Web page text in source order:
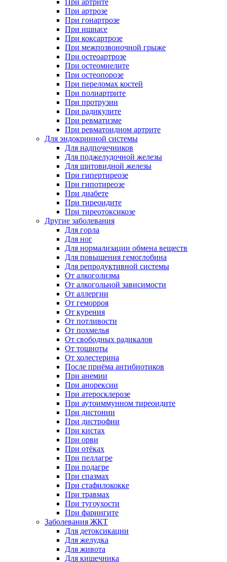
При артрите
При артрозе
При гонартрозе
При ишиасе
При коксартрозе
При межпозвоночной грыже
При остеоартрозе
При остеомиелите
При остеопорозе
При переломах костей
При полиартрите
При протрузии
При радикулите
При ревматизме
При ревматоидном артрите
Для эндокринной системы
Для надпочечников
Для поджелудочной железы
Для щитовидной железы
При гипертиреозе
При гипотиреозе
При диабете
При тиреоидите
При тиреотоксикозе
Другие заболевания
Для горла
Для ног
Для нормализации обмена веществ
Для повышения гемоглобина
Для репродуктивной системы
От алкоголизма
От алкогольной зависимости
От аллергии
От геморроя
От курения
От потливости
От похмелья
От свободных радикалов
От тошноты
От холестерина
После приёма антибиотиков
При анемии
При анорексии
При атеросклерозе
При аутоиммунном тиреоидите
При дистонии
При дистрофии
При кистах
При орви
При отёках
При пеллагре
При подагре
При спазмах
При стафилококке
При травмах
При тугоухости
При фарингите
Заболевания ЖКТ
Для детоксикации
Для желудка
Для живота
Для кишечника